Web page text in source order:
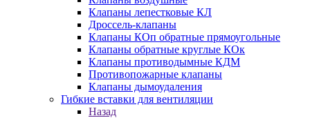
Клапаны лепестковые КЛ
Дроссель-клапаны
Клапаны КОп обратные прямоугольные
Клапаны обратные круглые КОк
Клапаны противодымные КДМ
Противопожарные клапаны
Клапаны дымоудаления
Гибкие вставки для вентиляции
Назад